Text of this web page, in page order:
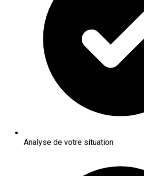
Analyse de votre situation